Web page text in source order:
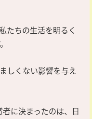
たちの生活を明るく
しくない影響を与え
に決まったのは、日